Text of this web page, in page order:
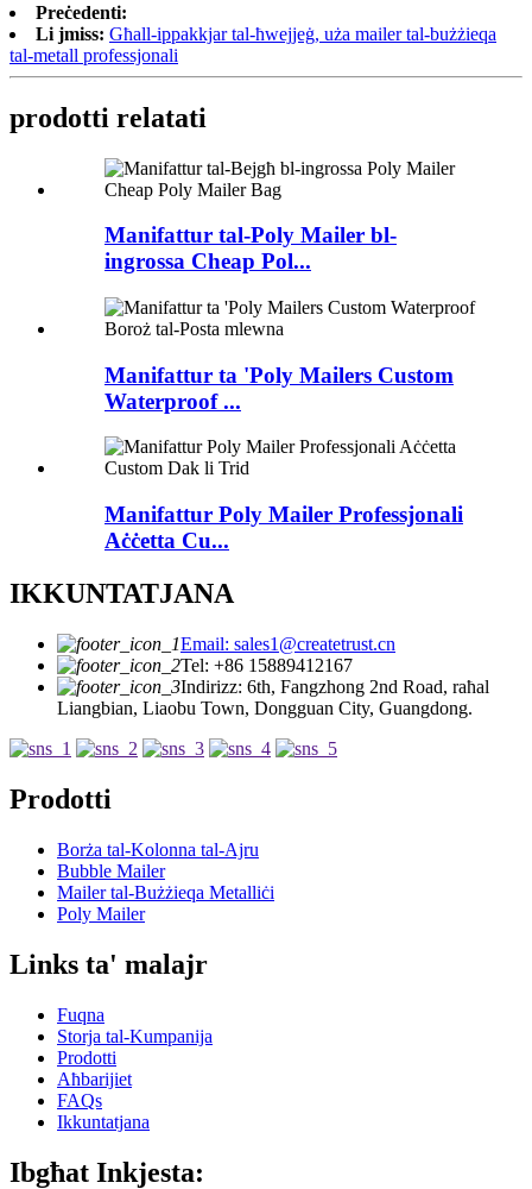
Preċedenti:
Li jmiss: Għall-ippakkjar tal-ħwejjeġ, uża mailer tal-bużżieqa
tal-metall professjonali
prodotti relatati
Manifattur tal-Poly Mailer bl-
ingrossa Cheap Pol...
Manifattur ta 'Poly Mailers Custom
Waterproof ...
Manifattur Poly Mailer Professjonali
Aċċetta Cu...
IKKUNTATJANA
Email: sales1@createtrust.cn
Tel: +86 15889412167
Indirizz: 6th, Fangzhong 2nd Road, raħal
Liangbian, Liaobu Town, Dongguan City, Guangdong.
Prodotti
Borża tal-Kolonna tal-Ajru
Bubble Mailer
Mailer tal-Bużżieqa Metalliċi
Poly Mailer
Links ta' malajr
Fuqna
Storja tal-Kumpanija
Prodotti
Aħbarijiet
FAQs
Ikkuntatjana
Ibgħat Inkjesta: